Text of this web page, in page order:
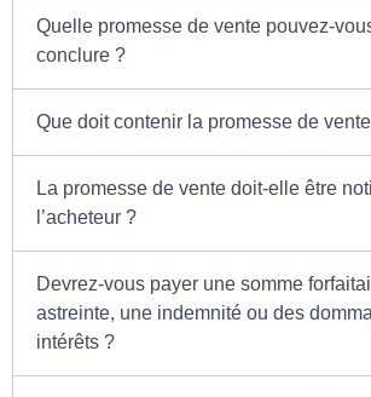
Quelle promesse de vente pouvez-
conclure ?
Que doit contenir la promesse de
La promesse de vente doit-elle être
l’acheteur ?
Devrez-vous payer une somme
astreinte, une indemnité ou des
intérêts ?